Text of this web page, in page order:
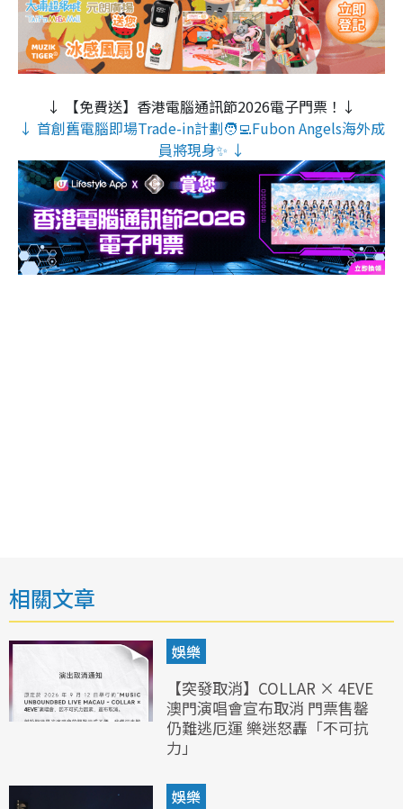
↓ 【免費送】香港電腦通訊節2026電子門票！↓
↓ 首創舊電腦即場Trade-in計劃🧑‍💻Fubon Angels海外成
員將現身✨ ↓
相關文章
娛樂
【突發取消】COLLAR × 4EVE
澳門演唱會宣布取消 門票售罄
仍難逃厄運 樂迷怒轟「不可抗
力」
娛樂